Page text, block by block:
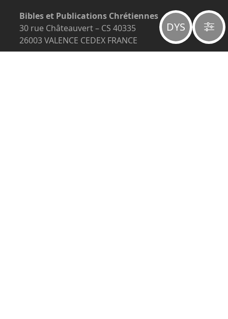
DYS
Bibles et Publications Chrétiennes
30 rue Châteauvert – CS 40335
26003 VALENCE CEDEX FRANCE